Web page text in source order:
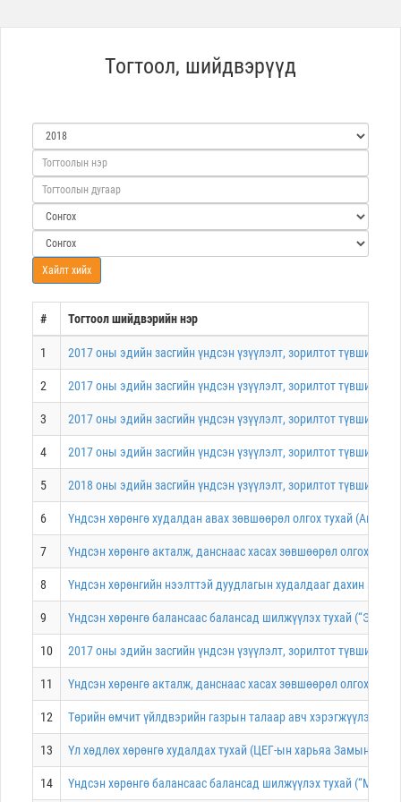
Тогтоол, шийдвэрүүд
# Тогтоол шийдвэрийн нэр
1 2017 оны эдийн засгийн үндсэн үзүүлэлт, зорилтот түвшин,
2 2017 оны эдийн засгийн үндсэн үзүүлэлт, зорилтот түвшин,
3 2017 оны эдийн засгийн үндсэн үзүүлэлт, зорилтот түвшин,
4 2017 оны эдийн засгийн үндсэн үзүүлэлт, зорилтот түвшин,
5 2018 оны эдийн засгийн үндсэн үзүүлэлт, зорилтот түвшин,
6 Үндсэн хөрөнгө худалдан авах зөвшөөрөл олгох тухай (Ашигт
7 Үндсэн хөрөнгө акталж, данснаас хасах зөвшөөрөл олгох
8 Үндсэн хөрөнгийн нээлттэй дуудлагын худалдааг дахин
9 Үндсэн хөрөнгө балансаас балансад шилжүүлэх тухай
10 2017 оны эдийн засгийн үндсэн үзүүлэлт, зорилтот түвшин,
11 Үндсэн хөрөнгө акталж, данснаас хасах зөвшөөрөл олгох
12 Төрийн өмчит үйлдвэрийн газрын талаар авч хэрэгжүүлэх
13 Үл хөдлөх хөрөнгө худалдах тухай (ЦЕГ-ын харьяа Замын
14 Үндсэн хөрөнгө балансаас балансад шилжүүлэх тухай